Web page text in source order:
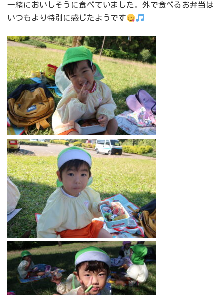
一緒においしそうに食べていました。外で食べるお弁当は
いつもより特別に感じたようです